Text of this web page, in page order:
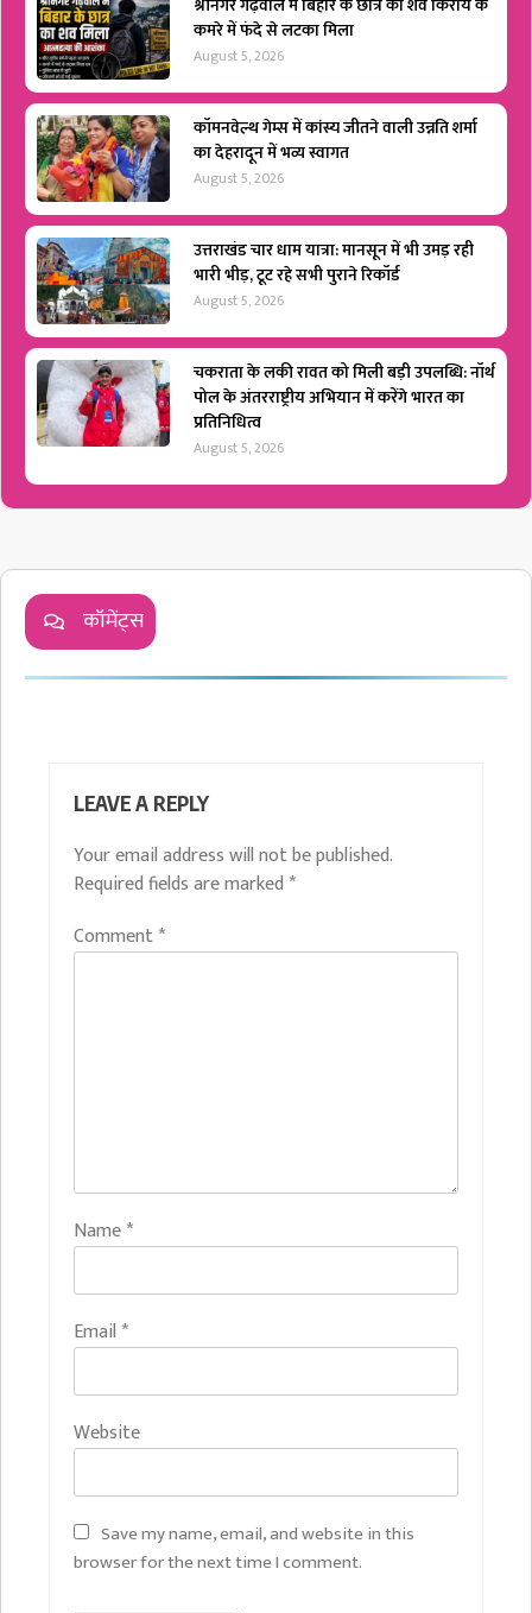
कमरे में फंदे से लटका मिला
August 5, 2026
कॉमनवेल्थ गेम्स में कांस्य जीतने वाली उन्नति शर्मा
का देहरादून में भव्य स्वागत
August 5, 2026
उत्तराखंड चार धाम यात्रा: मानसून में भी उमड़ रही
भारी भीड़, टूट रहे सभी पुराने रिकॉर्ड
August 5, 2026
चकराता के लकी रावत को मिली बड़ी उपलब्धि: नॉर्थ
पोल के अंतरराष्ट्रीय अभियान में करेंगे भारत का
प्रतिनिधित्व
August 5, 2026
कॉमेंट्स
LEAVE A REPLY
Your email address will not be published.
Required fields are marked *
Comment*
Name*
Email *
Website
Save my name, email, and website in this
browser for the next time I comment.